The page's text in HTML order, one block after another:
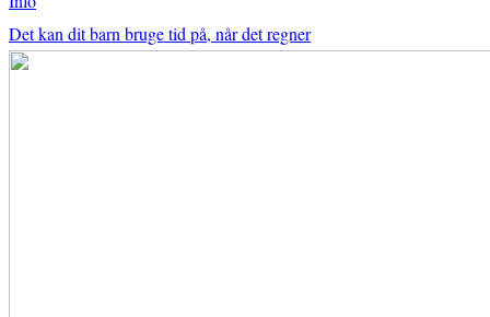
Det kan dit barn bruge tid på, når det regner